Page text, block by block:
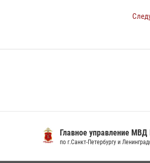
Главное управление МВД
по г.Санкт-Петербургу и